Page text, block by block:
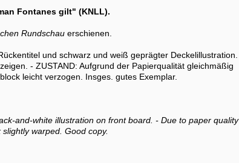
Fontanes gilt" (KNLL).
Rundschauerschienen.
und schwarz und weiß geprägter Deckelillustration.
- ZUSTAND: Aufgrund der Papierqualität gleichmäßig
leicht verzogen. Insges. gutes Exemplar.
and-white illustration on front board. - Due to paper quality
warped. Good copy.